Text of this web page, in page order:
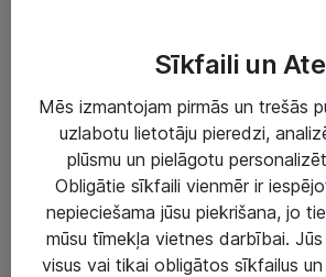
Risinājumi & Pakalpojumi
IT serviss un atbalsts
IT infrastruktūra
Darba vietu IT risinājumi
Sīkfaili un
Mēs izmantojam pirmās un trešās
uzlabotu lietotāju pieredzi,
plūsmu un pielāgotu
Obligātie sīkfaili vienmēr ir
nepieciešama jūsu piekrišana, jo
mūsu tīmekļa vietnes darbībai.
visus vai tikai obligātos sīkfailus